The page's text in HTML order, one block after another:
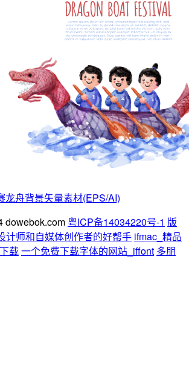
龙舟背景矢量素材(EPS/AI)
dowebok.com 粤ICP备14034220号-1 版
计师和自媒体创作者的好帮手 ifmac_精品
载一个免费下载字体的网站_iffont 多朋